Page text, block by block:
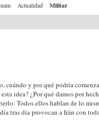
Actualidad
Militar
cuándo y por qué podría
idea? ¿Por qué damos por
Todos ellos hablan de lo
tras día provocan a Irán con